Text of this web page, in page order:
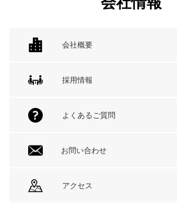
会社概要
採用情報
よくあるご質問
お問い合わせ
アクセス